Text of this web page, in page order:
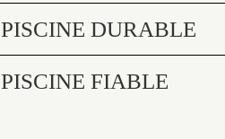
DURABLE
FIABLE